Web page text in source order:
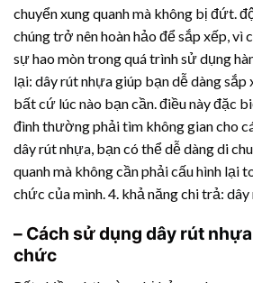
chuyển xung quanh mà không bị đứt.
chúng trở nên hoàn hảo để sắp xếp, vì
sự hao mòn trong quá trình sử dụng
lại: dây rút nhựagiúp bạn dễ dàng
bất cứ lúc nào bạn cần. điều này đặc
đình thường phải tìm không gian cho
dây rút nhựa , bạn có thể dễ dàng di
quanh mà không cần phải cấu hình lại
chức của mình. 4. khả năng chi trả: dây
– Cách sử dụng dây rút nhựa
chức